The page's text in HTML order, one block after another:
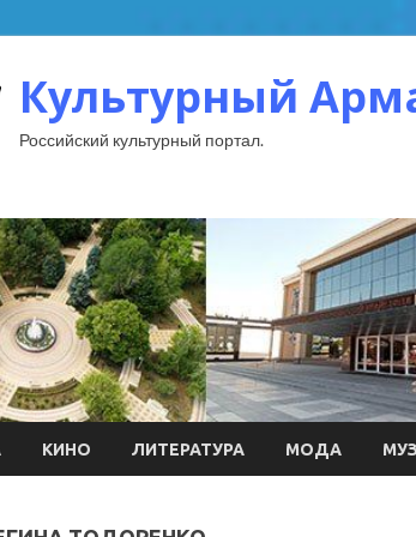
Культурный
Российский культурный портал.
КИНО ЛИТЕРАТУРА МОДА